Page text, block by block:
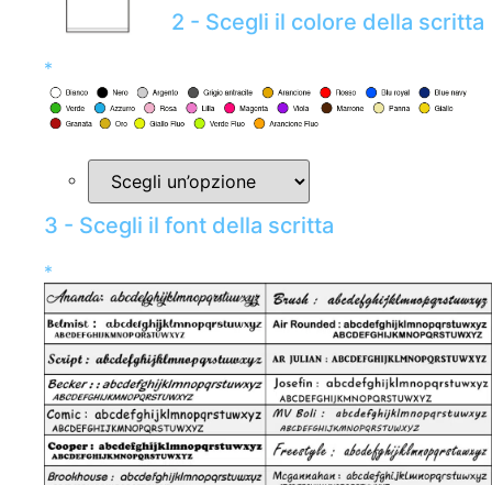
2 - Scegli il colore della scritta
*
3 - Scegli il font della scritta
*